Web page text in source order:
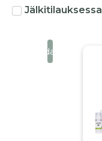
Jälkitilauksessa
Suodata